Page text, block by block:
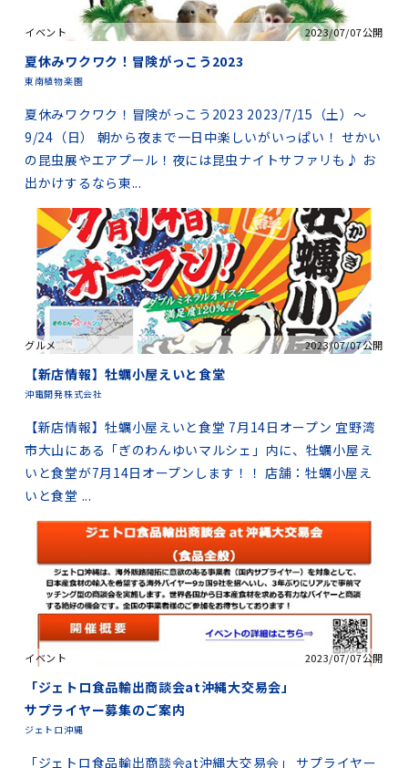
イベント 2023/07/07公開
夏休みワクワク！冒険がっこう2023
東南植物楽園
夏休みワクワク！冒険がっこう2023 2023/7/15（土）～
9/24（日） 朝から夜まで一日中楽しいがいっぱい！ せかい
の昆虫展やエアプール！夜には昆虫ナイトサファリも♪ お
出かけするなら東...
グルメ 2023/07/07公開
【新店情報】牡蠣小屋えいと食堂
沖電開発株式会社
【新店情報】牡蠣小屋えいと食堂 7月14日オープン 宜野湾
市大山にある「ぎのわんゆいマルシェ」内に、牡蠣小屋え
いと食堂が7月14日オープンします！！ 店舗：牡蠣小屋え
いと食堂 ...
イベント 2023/07/07公開
「ジェトロ食品輸出商談会at沖縄大交易会」
サプライヤー募集のご案内
ジェトロ沖縄
「ジェトロ食品輸出商談会at沖縄大交易会」 サプライヤー